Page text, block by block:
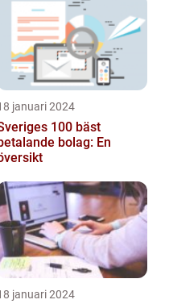
januari 2024
100 bäst
bolag: En
januari 2024